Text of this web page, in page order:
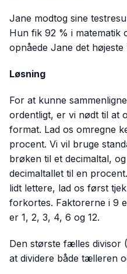
Jane modtog sine
Hun fik 92 % i matematik
opnåede Jane det højeste
Løsning
For at kunne
ordentligt, er vi nødt til at
format. Lad os omregne
procent. Vi vil bruge
brøken til et decimaltal,
decimaltallet til en
lidt lettere, lad os først
forkortes. Faktorerne i 9
er 1, 2, 3, 4, 6 og 12.
Den største fælles divisor
at dividere både tælleren